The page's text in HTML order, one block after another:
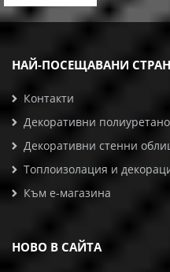
НАЙ-ПОСЕЩАВАНИ
Контакти
Декоративни
Декоративни стенни
Топлоизолация и
Към е-магазина
НОВО В САЙТА